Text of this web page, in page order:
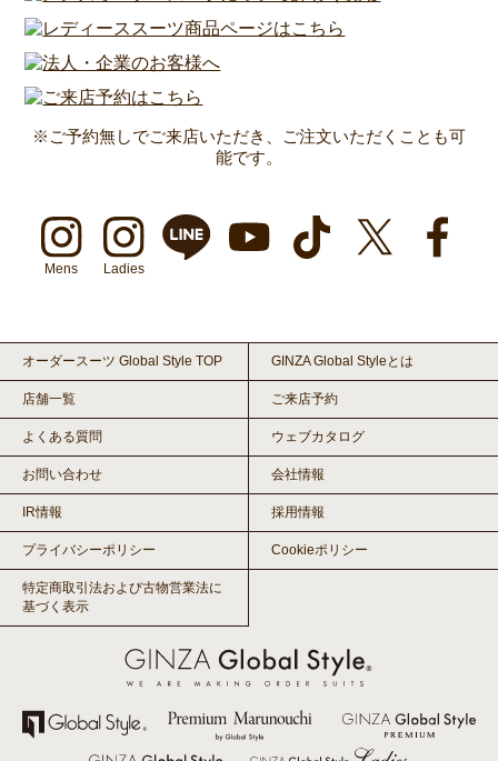
※ご予約無しでご来店いただき、ご注文いただくことも可
能です。
Mens Ladies
オーダースーツ Global Style TOP GINZA Global Styleとは
店舗一覧 ご来店予約
よくある質問 ウェブカタログ
お問い合わせ 会社情報
IR情報 採用情報
プライバシーポリシー Cookieポリシー
特定商取引法および古物営業法に
基づく表示